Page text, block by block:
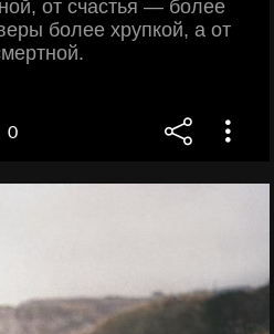
от счастья — более
более хрупкой, а от
0